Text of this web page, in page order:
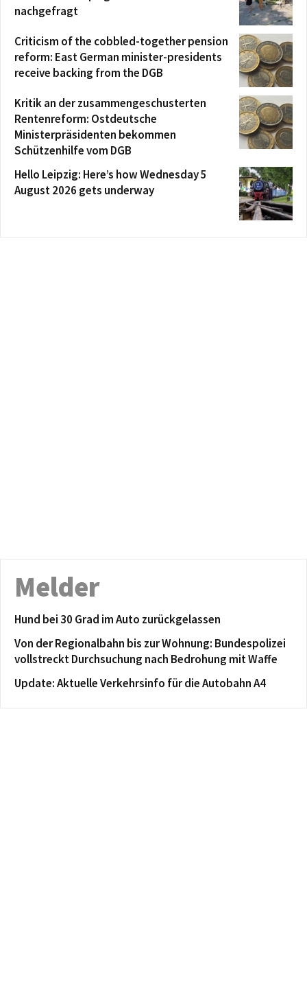
nachgefragt
Criticism of the cobbled-together pension
reform: East German minister-presidents
receive backing from the DGB
Kritik an der zusammengeschusterten
Rentenreform: Ostdeutsche
Ministerpräsidenten bekommen
Schützenhilfe vom DGB
Hello Leipzig: Here’s how Wednesday 5
August 2026 gets underway
Melder
Hund bei 30 Grad im Auto zurückgelassen
Von der Regionalbahn bis zur Wohnung: Bundespolizei
vollstreckt Durchsuchung nach Bedrohung mit Waffe
Update: Aktuelle Verkehrsinfo für die Autobahn A4